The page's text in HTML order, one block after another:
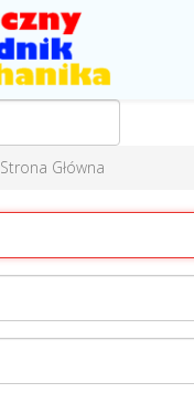
Strona Główna